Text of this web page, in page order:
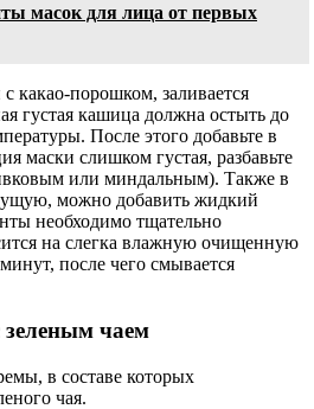
масок для лица от первых
какао-порошком, заливается
густая кашица должна остыть до
После этого добавьте в
маски слишком густая, разбавьте
или миндальным). Также в
можно добавить жидкий
необходимо тщательно
на слегка влажную очищенную
после чего смывается
чаем
в составе которых
чая.